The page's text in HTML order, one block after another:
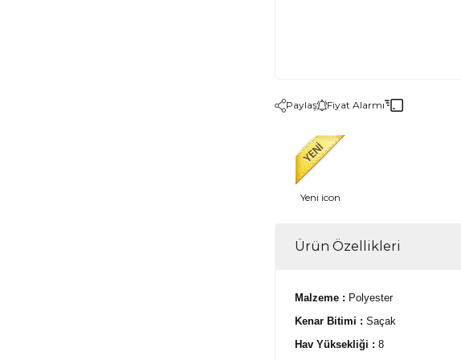
Paylaş Fiyat Alarmı
Yeni icon
Ürün Özellikleri
Malzeme : Polyester
Kenar Bitimi : Saçak
Hav Yüksekliği : 8